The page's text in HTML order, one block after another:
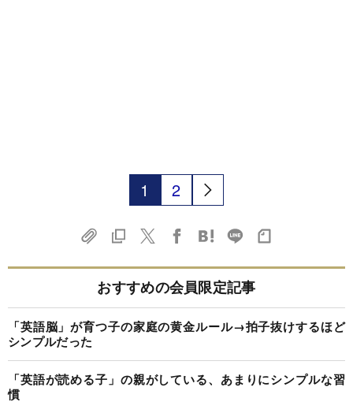
1 2
おすすめの会員限定記事
「英語脳」が育つ子の家庭の黄金ルール→拍子抜けするほど
シンプルだった
「英語が読める子」の親がしている、あまりにシンプルな習
慣